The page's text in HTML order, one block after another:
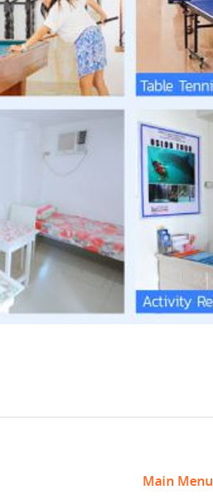
Main Menu